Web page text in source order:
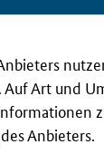
Auf Art und
Anbieters.